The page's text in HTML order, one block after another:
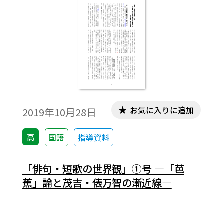
名句の「謎」や「何故」を改めて探求して
2019年10月28日
高 国語 指導資料
お気に入りに追加
「俳句・短歌の世界観」①号 ―「芭
蕉」論と茂吉・俵万智の漸近線―